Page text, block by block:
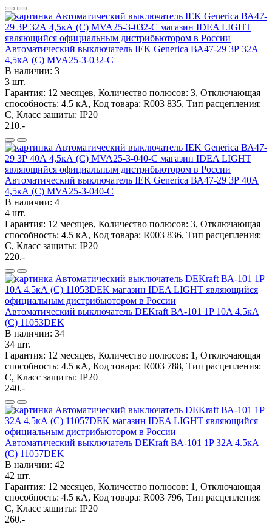
Автоматический выключатель IEK Generica ВА47-29 3Р 32А
4,5кА (С) MVA25-3-032-C
В наличии: 3
3 шт.
Гарантия: 12 месяцев, Количество полюсов: 3, Отключающая
способность: 4.5 кА, Код товара: R003 835, Тип расцепления:
C, Класс защиты: IP20
210.-
Автоматический выключатель IEK Generica ВА47-29 3Р 40А
4,5кА (С) MVA25-3-040-C
В наличии: 4
4 шт.
Гарантия: 12 месяцев, Количество полюсов: 3, Отключающая
способность: 4.5 кА, Код товара: R003 836, Тип расцепления:
C, Класс защиты: IP20
220.-
Автоматический выключатель DEKraft ВА-101 1P 10A 4.5кА
(C) 11053DEK
В наличии: 34
34 шт.
Гарантия: 12 месяцев, Количество полюсов: 1, Отключающая
способность: 4.5 кА, Код товара: R003 788, Тип расцепления:
C, Класс защиты: IP20
240.-
Автоматический выключатель DEKraft ВА-101 1P 32A 4.5кА
(C) 11057DEK
В наличии: 42
42 шт.
Гарантия: 12 месяцев, Количество полюсов: 1, Отключающая
способность: 4.5 кА, Код товара: R003 796, Тип расцепления:
C, Класс защиты: IP20
260.-